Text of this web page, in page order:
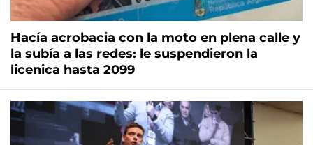
Hacía acrobacia con la moto en plena calle y
la subía a las redes: le suspendieron la
licenica hasta 2099